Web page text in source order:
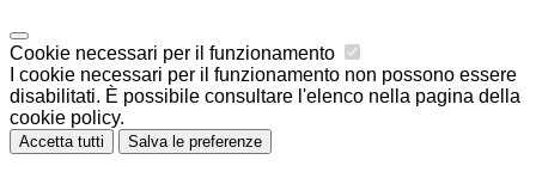
Cookie necessari per il funzionamento
I cookie necessari per il funzionamento non possono essere
disabilitati. È possibile consultare l'elenco nella pagina della
cookie policy.
Accetta tutti Salva le preferenze